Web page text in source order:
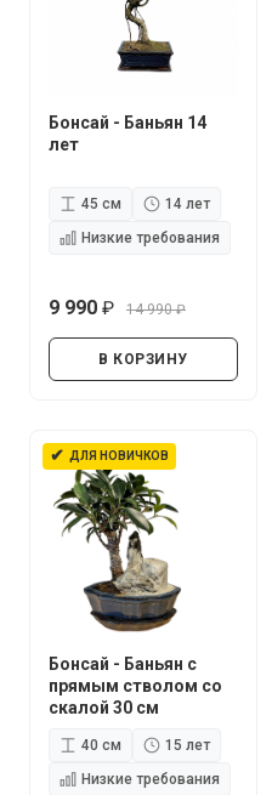
Бонсай - Баньян 14
лет
45 см
14 лет
Низкие требования
9 990
14 990
В КОРЗИНУ
✔ ДЛЯ НОВИЧКОВ
Бонсай - Баньян с
прямым стволом со
скалой 30 см
40 см
15 лет
Низкие требования